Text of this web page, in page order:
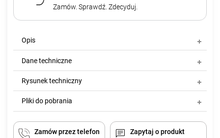
Zamów. Sprawdź. Zdecyduj.
Opis
Dane techniczne
Rysunek techniczny
Pliki do pobrania
Zamów przez telefon
Zapytaj o produkt